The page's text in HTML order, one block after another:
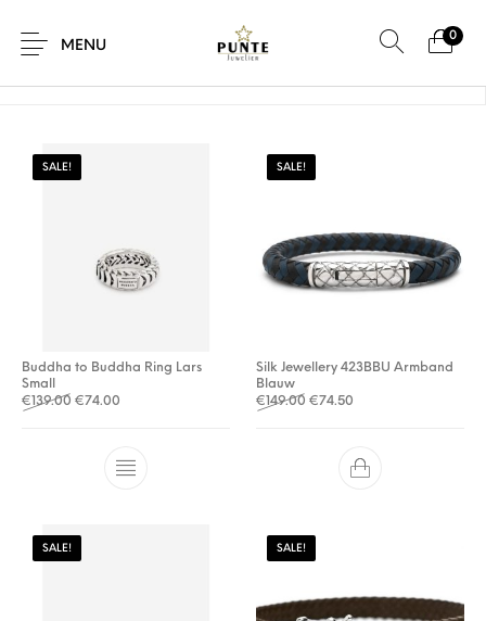
MENU
0
Accessoires
Home / Product Maat
SALE!
Buddha to Buddha Ring Lars
Small
€139.00 Oorspronkelijke prijs was: €139.00.
€74.00 Huidige prijs is: €74.00.
SALE!
Silk Jewellery 423BBU Armband
Blauw
€149.00 Oorspronkelijke prijs was:
€74.50
SALE! SALE!